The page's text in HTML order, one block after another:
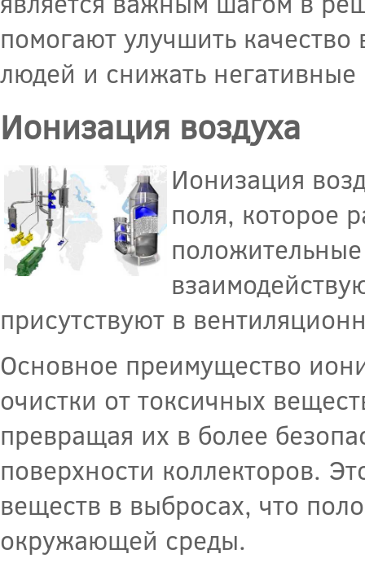
помогают улучшить
людей и снижать
Ионизация воздуха
Ионизация
поля, которое
присутствуют в
Основное преимущество
очистки от токсичных
превращая их в более
поверхности коллекторов.
веществ в выбросах, что
окружающей среды.